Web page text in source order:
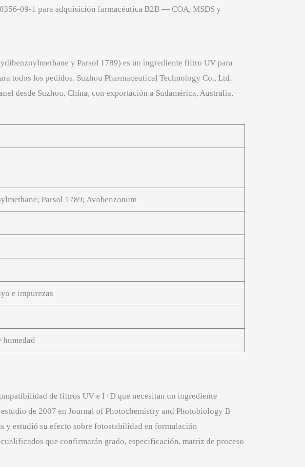
09-1 para adquisición farmacéutica B2B — COA, MSDS y
y Parsol 1789) es un ingrediente filtro UV para
todos los pedidos. Suzhou Pharmaceutical Technology Co., Ltd.
desde Suzhou, China, con exportación a Sudamérica, Australia,
Parsol 1789; Avobenzonum
e impurezas
humedad
de filtros UV e I+D que necesitan un ingrediente
de 2007 en Journal of Photochemistry and Photobiology B
estudió su efecto sobre fotostabilidad en formulación
que confirmarán grado, especificación, matriz de proceso